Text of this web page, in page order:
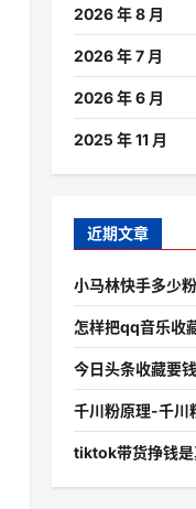
2026 年 8 月
2026 年 7 月
2026 年 6 月
2025 年 11 月
近期文章
小马林快手多少
怎样把qq音乐收
今日头条收藏要
千川粉原理-千川
tiktok带货挣钱是